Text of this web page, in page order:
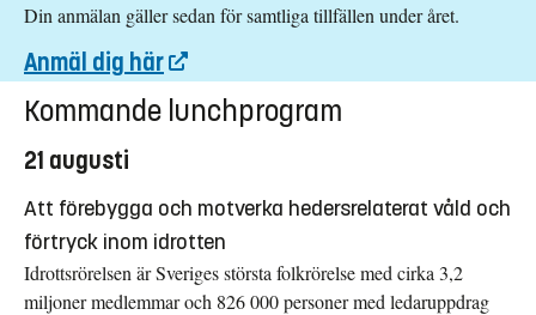
Din anmälan gäller sedan för samtliga tillfällen under året.
Anmäl dig här
Kommande lunchprogram
21 augusti
Att förebygga och motverka hedersrelaterat våld och
förtryck inom idrotten
Idrottsrörelsen är Sveriges största folkrörelse med cirka 3,2
miljoner medlemmar och 826 000 personer med ledaruppdrag